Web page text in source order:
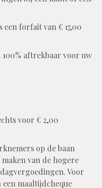
een forfait van € 17,00
aftrekbaar voor uw
voor € 2,00
op de baan
van de hogere
Voor
maaltijdcheque